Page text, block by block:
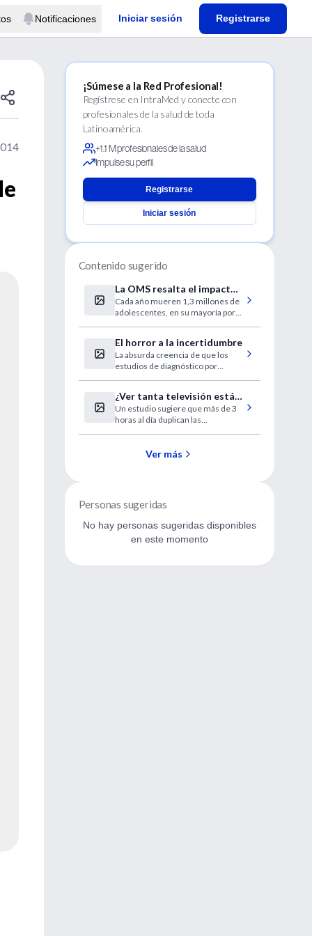
Notificaciones Iniciar sesión Registrarse
¡Súmese a la Red Profesional!
Regístrese en IntraMed y conecte con
profesionales de la salud de toda
Latinoamérica.
+1.1 M profesionales de la salud
Impulse su perfil
Registrarse
Iniciar sesión
Contenido sugerido
La OMS resalta el impacto
de la depresión entre niños
y adolescentes
Cada año mueren 1,3 millones de
adolescentes, en su mayoría por
El horror a la incertidumbre
La absurda creencia de que los
estudios de diagnóstico por
¿Ver tanta televisión está
acabando con usted?
Un estudio sugiere que más de 3
horas al día duplican las
experto cuestiona la conexión.
Ver más
Personas sugeridas
No hay personas sugeridas disponibles
en este momento